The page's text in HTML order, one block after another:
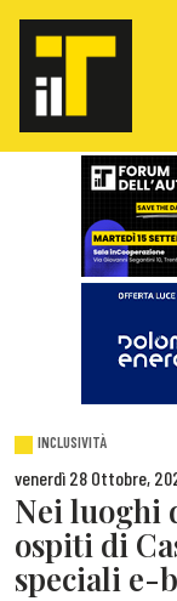
INCLUSIVITÀ
venerdì 28 Ottobre,
Nei luoghi
ospiti di
speciali e-